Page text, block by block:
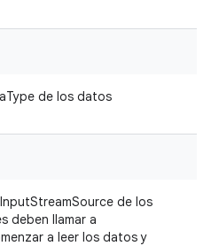
de los datos
de los
deben llamar a
a leer los datos y